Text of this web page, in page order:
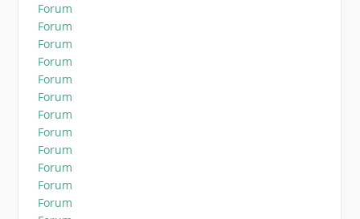
Forum
Forum
Forum
Forum
Forum
Forum
Forum
Forum
Forum
Forum
Forum
Forum